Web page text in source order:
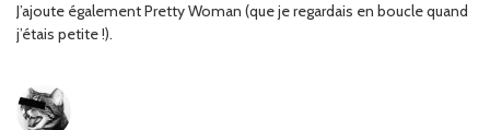
J’ajoute également Pretty Woman (que je regardais en boucle quand
j’étais petite !).